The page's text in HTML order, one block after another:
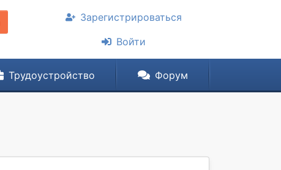
Зарегистрироваться
Войти
Трудоустройство Форум